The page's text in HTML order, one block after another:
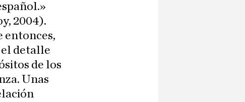
2004).
entonces,
el detalle
de los
Unas